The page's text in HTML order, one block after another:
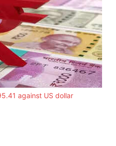
against US dollar